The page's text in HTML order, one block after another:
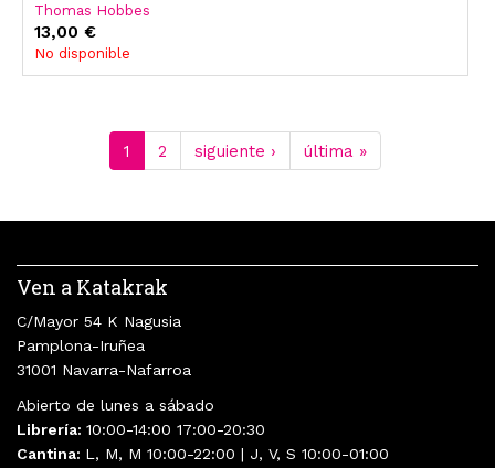
Thomas Hobbes
13,00 €
No disponible
1 2 siguiente › última »
Ven a Katakrak
C/Mayor 54 K Nagusia
Pamplona-Iruñea
31001 Navarra-Nafarroa
Abierto de lunes a sábado
Librería: 10:00-14:00 17:00-20:30
Cantina: L, M, M 10:00-22:00 | J, V, S 10:00-01:00